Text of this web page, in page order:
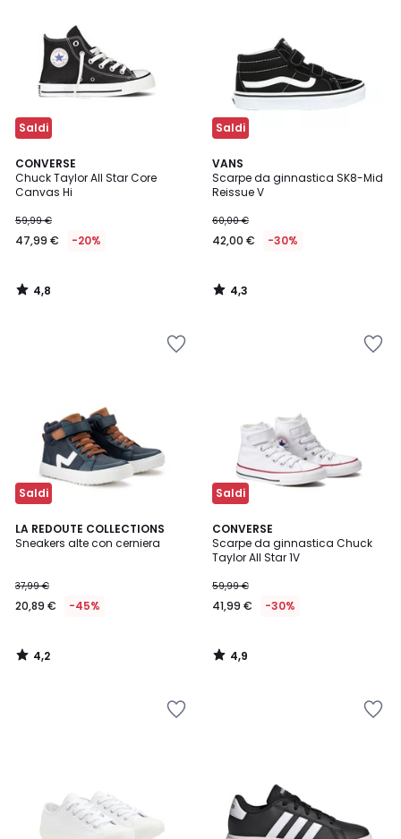
Saldi
CONVERSE
Chuck Taylor All Star Core
Canvas Hi
59,99 €
47,99 € -20%
4,8
/ 5
4,8
/
Saldi
VANS
Scarpe da ginnastica SK8-Mid
Reissue V
60,00 €
42,00 € -30%
4,3
/ 5
4,3
/
Saldi
LA REDOUTE COLLECTIONS
Sneakers alte con cerniera
37,99 €
20,89 € -45%
4,2
/ 5
4,2
/
Saldi
CONVERSE
Scarpe da ginnastica Chuck
Taylor All Star 1V
59,99 €
41,99 € -30%
4,9
/ 5
4,9
/